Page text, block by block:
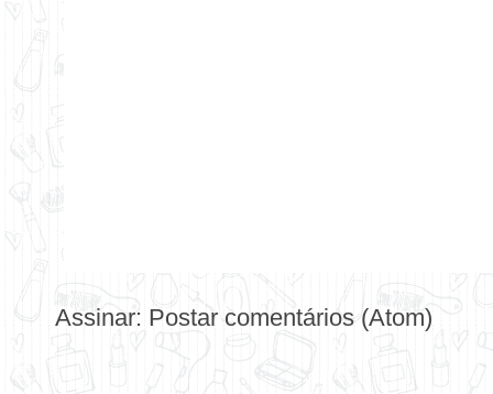
Assinar: Postar comentários (Atom)